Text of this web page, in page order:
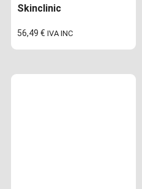
Skinclinic
56,49 € IVA INC